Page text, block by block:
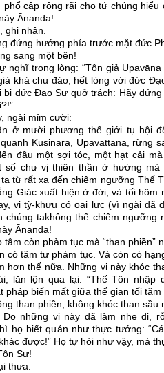
cập rộng rãi cho tứ chúng hiểu
Ānanda!
ghi nhận.
đứng hướng phía trước mặt đức
sang một bên!
nghĩ trong lòng: “Tôn giả
khá chu đáo, hết lòng với đức
bị đức Đạo Sư quở trách: Hãy
ngài mỉm cười:
ở mười phương thế giới tụ hội
Kusinārā, Upavattana, rừng
đầu một sợi tóc, một hạt cải
chư vị thiên thần ở hướng mà
ta từ rất xa đến chiêm ngưỡng Thế
Giác xuất hiện ở đời; và tối hôm
vị tỳ-khưu có oai lực (vì ngài đã
chúng takhông thể chiêm ngưỡng
Ānanda!
còn phàm tục mà “than phiền”
có tâm tư phàm tục. Và còn có
hơn thế nữa. Những vị này khóc
lăn lộn qua lại: “Thế Tôn nhập
pháp biến mất giữa thế gian tối tăm
than phiền, không khóc than sầu
những vị này đã làm nhẹ đi,
họ biết quán như thực tướng:
được!” Họ tự hỏi như vậy, mà
Sư!
thưa: